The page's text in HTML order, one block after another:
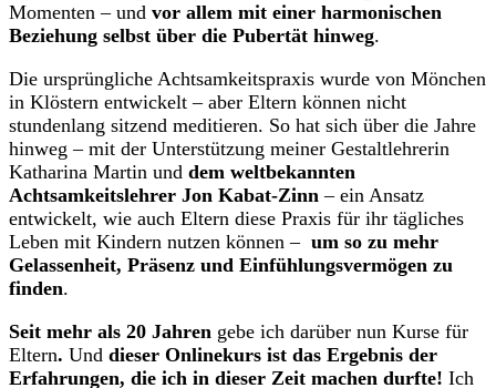
Momenten – und vor allem mit einer harmonischen
Beziehung selbst über die Pubertät hinweg.
Die ursprüngliche Achtsamkeitspraxis wurde von Mönchen
in Klöstern entwickelt – aber Eltern können nicht
stundenlang sitzend meditieren. So hat sich über die Jahre
hinweg – mit der Unterstützung meiner Gestaltlehrerin
Katharina Martin und dem weltbekannten
Achtsamkeitslehrer Jon Kabat-Zinn – ein Ansatz
entwickelt, wie auch Eltern diese Praxis für ihr tägliches
Leben mit Kindern nutzen können – um so zu mehr
Gelassenheit, Präsenz und Einfühlungsvermögen zu
finden.
Seit mehr als 20 Jahren gebe ich darüber nun Kurse für
Eltern. Und dieser Onlinekurs ist das Ergebnis der
Erfahrungen, die ich in dieser Zeit machen durfte! Ich